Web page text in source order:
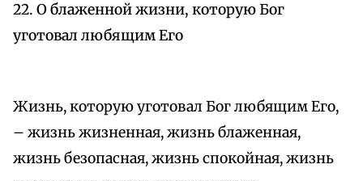
22. О блаженной жизни, которую Бог
уготовал любящим Его
Жизнь, которую уготовал Бог любящим Его,
– жизнь жизненная, жизнь блаженная,
жизнь безопасная, жизнь спокойная, жизнь